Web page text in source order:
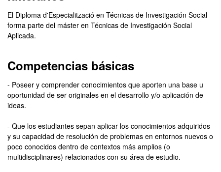
El Diploma d'Especialització en Técnicas de Investigación Social
forma parte del máster en Técnicas de Investigación Social
Aplicada.
Competencias básicas
- Poseer y comprender conocimientos que aporten una base u
oportunidad de ser originales en el desarrollo y/o aplicación de
ideas.
- Que los estudiantes sepan aplicar los conocimientos adquiridos
y su capacidad de resolución de problemas en entornos nuevos o
poco conocidos dentro de contextos más amplios (o
multidisciplinares) relacionados con su área de estudio.